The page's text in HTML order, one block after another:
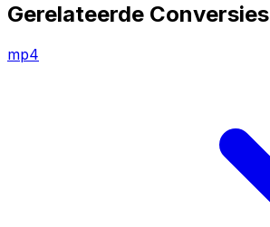
Gerelateerde Conversies
mp4